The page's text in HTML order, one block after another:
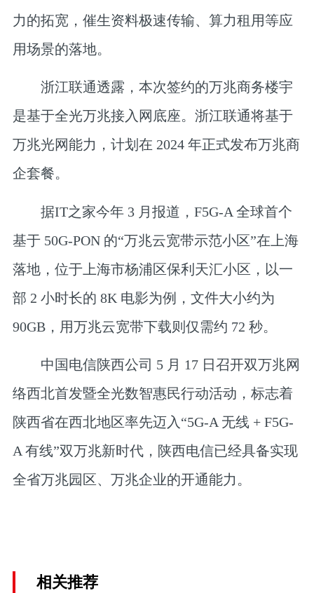
力的拓宽，催生资料极速传输、算力租用等应
用场景的落地。
浙江联通透露，本次签约的万兆商务楼宇
是基于全光万兆接入网底座。浙江联通将基于
万兆光网能力，计划在 2024 年正式发布万兆商
企套餐。
据IT之家今年 3 月报道，F5G-A 全球首个
基于 50G-PON 的“万兆云宽带示范小区”在上海
落地，位于上海市杨浦区保利天汇小区，以一
部 2 小时长的 8K 电影为例，文件大小约为
90GB，用万兆云宽带下载则仅需约 72 秒。
中国电信陕西公司 5 月 17 日召开双万兆网
络西北首发暨全光数智惠民行动活动，标志着
陕西省在西北地区率先迈入“5G-A 无线 + F5G-
A 有线”双万兆新时代，陕西电信已经具备实现
全省万兆园区、万兆企业的开通能力。
相关推荐